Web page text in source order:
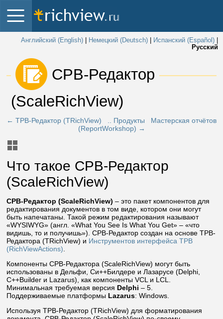
Английский (English) Немецкий (Deutsch) Испанский (Español)
Русский
СРВ-Редактор
(ScaleRichView)
← ТРВ-Редактор (TRichView) .. Продукты
Мастерская отчётов
(ReportWorkshop) →
Что такое СРВ-Редактор
(ScaleRichView)
СРВ-Редактор (ScaleRichView) – это пакет компонентов для
редактирования документов в том виде, котором они могут
быть напечатаны. Такой режим редактирования называют
«WYSIWYG» (англ. «What You See Is What You Get» – «что
видишь, то и получишь»). СРВ-Редактор создан на основе ТРВ-
Редактора (TRichView) и Инструментов интерфейса ТРВ
(RichViewActions)
Компоненты СРВ-Редактора (ScaleRichView) могут быть
использованы в Дельфи, Си++Билдере и Лазарусе (Delphi,
C++Builder и Lazarus), как компоненты VCL и LCL.
Минимальная требуемая версия Delphi – 5.
Поддерживаемые платформы Lazarus: Windows.
Используя ТРВ-Редактор (TRichView) для форматирования